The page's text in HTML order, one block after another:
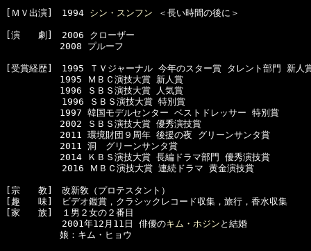
[ＭＶ出演]　1994 シン・スンフン ＜長い時間の後に＞
[演　　劇]　2006 クローザー
2008 プルーフ
[受賞経歴]　1995 ＴＶジャーナル 今年のスター賞 タレント部門 新人
1995 ＭＢＣ演技大賞 新人賞
1996 ＳＢＳ演技大賞 人気賞
  　　　　　1996 ＳＢＳ演技大賞 特別賞
1997 韓国モデルセンター ベストドレッサー 特別賞
2002 ＳＢＳ演技大賞 優秀演技賞
2011 環境財団９周年 後援の夜 グリーンサンタ賞
2011 洞　グリーンサンタ賞
2014 ＫＢＳ演技大賞 長編ドラマ部門 優秀演技賞
  　　　　　2016 ＭＢＣ演技大賞 連続ドラマ 黄金演技賞
[宗　　教]　改新敎（プロテスタント）
[趣　　味]　ビデオ鑑賞，クラシックレコード収集，旅行，香水収集
[家　　族]　１男２女の２番目
  　　　　　2001年12月11日 俳優の
キム・ホジン と結婚
娘：キム・ヒョウ